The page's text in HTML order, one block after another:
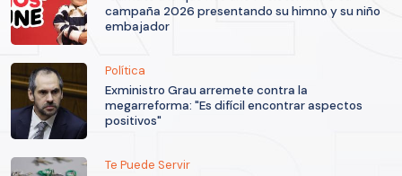
campaña 2026 presentando su himno y su niño
embajador
Política
Exministro Grau arremete contra la
megarreforma: "Es difícil encontrar aspectos
positivos"
Te Puede Servir